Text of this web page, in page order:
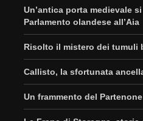
Un’antica porta medievale
Parlamento olandese all’Aia
Risolto il mistero dei tumuli
Callisto, la sfortunata
Un frammento del